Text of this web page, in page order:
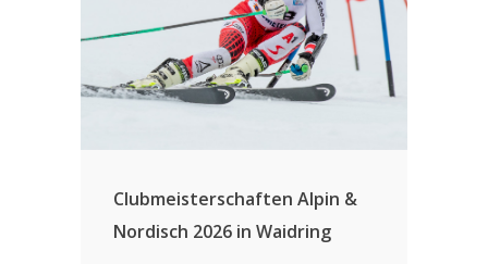
Clubmeisterschaften Alpin &
Nordisch 2026 in Waidring